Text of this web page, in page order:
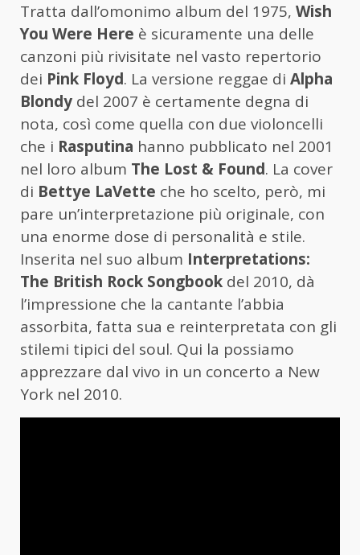
Tratta dall’omonimo album del 1975, Wish
You Were Here è sicuramente una delle
canzoni più rivisitate nel vasto repertorio
dei Pink Floyd. La versione reggae di Alpha
Blondy del 2007 è certamente degna di
nota, così come quella con due violoncelli
che i Rasputina hanno pubblicato nel 2001
nel loro album The Lost & Found. La cover
di Bettye LaVette che ho scelto, però, mi
pare un’interpretazione più originale, con
una enorme dose di personalità e stile.
Inserita nel suo album Interpretations:
The British Rock Songbook del 2010, dà
l’impressione che la cantante l’abbia
assorbita, fatta sua e reinterpretata con gli
stilemi tipici del soul. Qui la possiamo
apprezzare dal vivo in un concerto a New
York nel 2010.